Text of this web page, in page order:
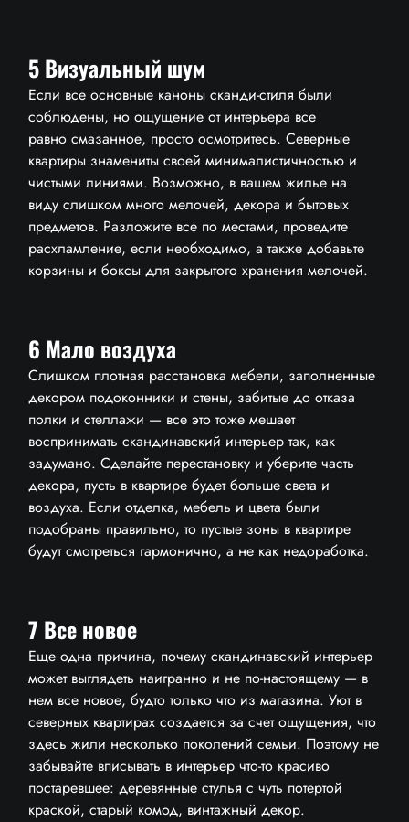
О КОМПАНИИ
УСЛУГИ
РАССЧИТАТЬ СТОИМОСТЬ
АКЦИИ И СКИДКИ
ПОЛЕЗНЫЕ СТАТЬИ
КОНТАКТЫ
5 Визуальный шум
Если все основные каноны сканди-стиля были
соблюдены, но ощущение от интерьера все
равно смазанное, просто осмотритесь. Северные
квартиры знамениты своей минималистичностью и
чистыми линиями. Возможно, в вашем жилье на
виду слишком много мелочей, декора и бытовых
предметов. Разложите все по местами, проведите
расхламление, если необходимо, а также добавьте
корзины и боксы для закрытого хранения мелочей.
6 Мало воздуха
Слишком плотная расстановка мебели, заполненные
декором подоконники и стены, забитые до отказа
полки и стеллажи — все это тоже мешает
воспринимать скандинавский интерьер так, как
задумано. Сделайте перестановку и уберите часть
декора, пусть в квартире будет больше света и
воздуха. Если отделка, мебель и цвета были
подобраны правильно, то пустые зоны в квартире
будут смотреться гармонично, а не как недоработка.
7 Все новое
Еще одна причина, почему скандинавский интерьер
может выглядеть наигранно и не по-настоящему — в
нем все новое, будто только что из магазина. Уют в
северных квартирах создается за счет ощущения, что
здесь жили несколько поколений семьи. Поэтому не
забывайте вписывать в интерьер что-то красиво
постаревшее: деревянные стулья с чуть потертой
краской, старый комод, винтажный декор.